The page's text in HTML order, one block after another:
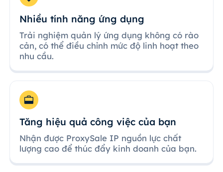
Nhiều tính năng ứng dụng
Trải nghiệm quản lý ứng dụng không có rào
cản, có thể điều chỉnh mức độ linh hoạt theo
nhu cầu.
Tăng hiệu quả công việc của bạn
Nhận được ProxySale IP nguồn lực chất
lượng cao để thúc đẩy kinh doanh của bạn.